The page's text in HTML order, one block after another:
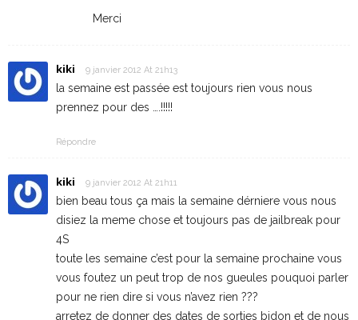
Merci
kiki 9 janvier 2012 At 21h13
la semaine est passée est toujours rien vous nous
prennez pour des ….!!!!!
Répondre
kiki 9 janvier 2012 At 21h11
bien beau tous ça mais la semaine dérniere vous nous
disiez la meme chose et toujours pas de jailbreak pour
4S
toute les semaine c’est pour la semaine prochaine vous
vous foutez un peut trop de nos gueules pouquoi parler
pour ne rien dire si vous n’avez rien ???
arretez de donner des dates de sorties bidon et de nous